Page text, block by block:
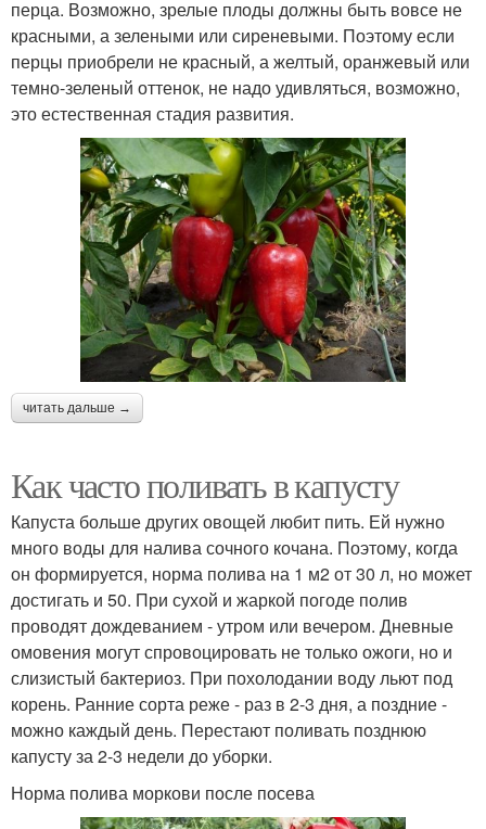
перца. Возможно, зрелые плоды должны быть вовсе не
красными, а зелеными или сиреневыми. Поэтому если
перцы приобрели не красный, а желтый, оранжевый или
темно-зеленый оттенок, не надо удивляться, возможно,
это естественная стадия развития.
читать дальше →
Как часто поливать в капусту
Капуста больше других овощей любит пить. Ей нужно
много воды для налива сочного кочана. Поэтому, когда
он формируется, норма полива на 1 м2 от 30 л, но может
достигать и 50. При сухой и жаркой погоде полив
проводят дождеванием - утром или вечером. Дневные
омовения могут спровоцировать не только ожоги, но и
слизистый бактериоз. При похолодании воду льют под
корень. Ранние сорта реже - раз в 2-3 дня, а поздние -
можно каждый день. Перестают поливать позднюю
капусту за 2-3 недели до уборки.
Норма полива моркови после посева